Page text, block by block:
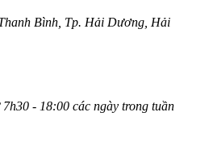
Bình, Tp. Hải Dương, Hải
- 18:00 các ngày trong tuần